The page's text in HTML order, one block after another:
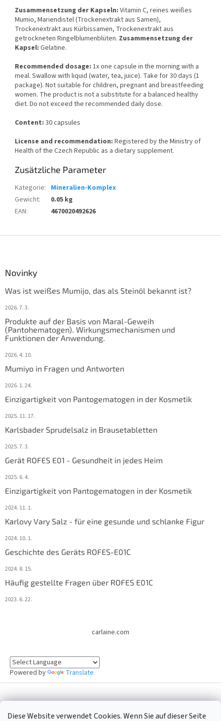
Diese Website verwendet Cookies. Wenn Sie auf dieser Seite
Zusammensetzung der Kapseln: Vitamin C, reines weißes
Mumio, Mariendistel (Trockenextrakt aus Samen),
Trockenextrakt aus Kürbissamen, Trockenextrakt aus
getrockneten Ringelblumenblüten. Zusammensetzung der
Kapsel: Gelatine.
Recommended dosage: 1x one capsule in the morning with a
meal. Swallow with liquid (water, tea, juice). Take for 30 days (1
package). Not suitable for children, pregnant and breastfeeding
women. The product is not a substitute for a balanced healthy
diet. Do not exceed the recommended daily dose.
Content: 30 capsules
License and recommendation: Registered by the Ministry of
Health of the Czech Republic as a dietary supplement.
Zusätzliche Parameter
Kategorie: Mineralien-Komplex
Gewicht:
0.05 kg
EAN: 4670020492626
Novinky
Was ist weißes Mumijo, das als Steinöl bekannt ist?
2026. 7. 3.
Produkte auf der Basis von Maral-Geweih
(Pantohematogen). Wirkungsmechanismen und
Funktionen der Anwendung.
2026. 4. 10.
Mumiyo in Fragen und Antworten
2026. 1. 24.
Einzigartigkeit von Pantogematogen in der Kosmetik
2025. 11. 17.
Karlsbader Sprudelsalz in Brausetabletten
2025. 7. 3.
Gerät ROFES E01 - Gesundheit in jedes Heim
2025. 6. 4.
Einzigartigkeit von Pantogematogen in der Kosmetik
2024. 11. 1.
Karlovy Vary Salz - für eine gesunde und schlanke Figur
2024. 10. 1.
Geschichte des Geräts ROFES-E01C
2024. 8. 15.
Häufig gestellte Fragen über ROFES E01C
2023. 6. 22.
carlaine.com
Powered by Translate